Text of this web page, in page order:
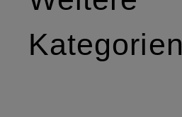
Kategorien